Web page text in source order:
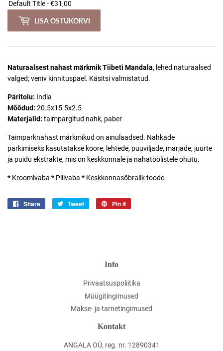
LISA OSTUKORVI
Naturaalsest nahast märkmik Tiibeti Mandala, lehed naturaalsed
valged; veniv kinnituspael. Käsitsi valmistatud.
Päritolu: India
Mõõdud: 20.5x15.5x2.5
Materjalid: taimpargitud nahk, paber
Taimparknahast märkmikud on ainulaadsed. Nahkade
parkimiseks kasutatakse koore, lehtede, puuviljade, marjade, juurte
ja puidu ekstrakte, mison keskkonnale ja nahatöölistele ohutu.
* Kroomivaba * Pliivaba * Keskkonnasõbralik toode
Share
Jaga
Tweet
Jaga
Pin it
Info
Privaatsuspoliitika
Müügitingimused
Makse- ja tarnetingimused
Kontakt
ANGALA OÜ, reg. nr. 12890341